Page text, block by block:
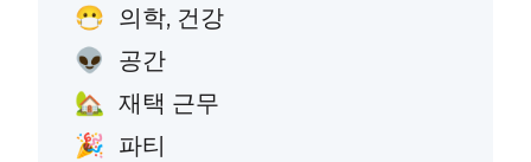
😷 의학, 건강
👽 공간
🏡 재택 근무
🎉 파티